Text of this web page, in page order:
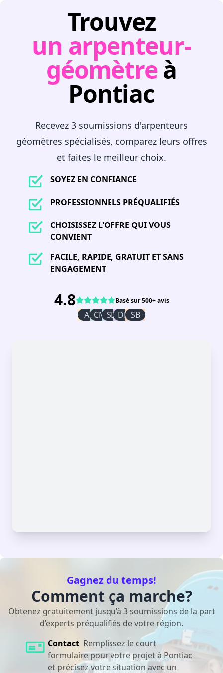
Trouvez
un arpenteur-
géomètreà
Pontiac
Recevez 3 soumissions d'arpenteurs
géomètres spécialisés, comparez leurs offres
et faites le meilleur choix.
SOYEZ EN CONFIANCE
PROFESSIONNELS PRÉQUALIFIÉS
CHOISISSEZ L'OFFRE QUI VOUS
CONVIENT
FACILE, RAPIDE, GRATUIT ET SANS
ENGAGEMENT
4.8 Basé sur 500+ avis
AI CM SD DR SB
Gagnez du temps!
Comment ça marche?
Obtenez gratuitement jusqu’à 3 soumissions de la part
d’experts préqualifiés de votre région.
Contact Remplissez le court
formulaire pour votre projet à Pontiac
et précisez votre situation avec un